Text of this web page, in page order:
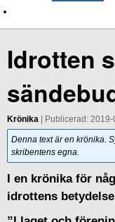
Idrotten
Krönika | Publicerad:
Denna text är en krönika.
skribentens egna.
I en krönika för
idrottens